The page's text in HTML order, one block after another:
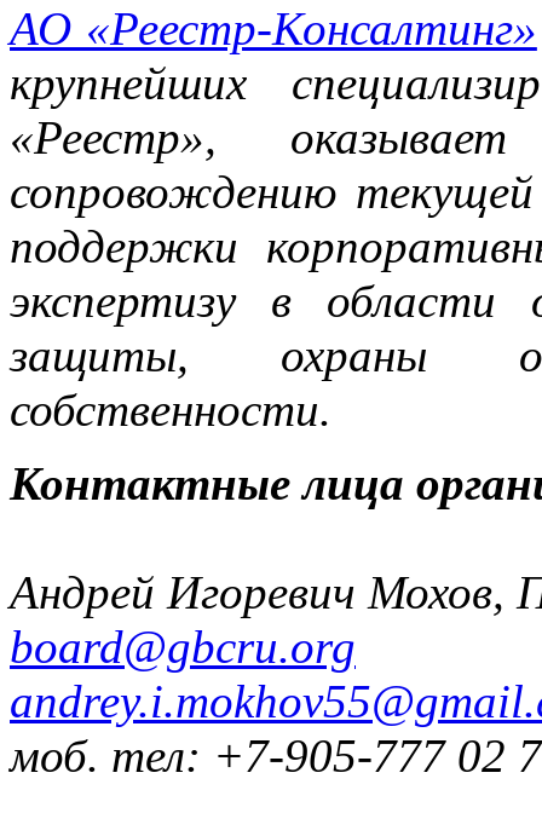
АО «Реестр-Консалтинг»
крупнейших
«Реестр»,
сопровождению
поддержки
экспертизу в области
защиты, охраны
собственности.
Контактные лица
Андрей Игоревич Мохов,
board@gbcru.org
моб. тел: +7-905-777 02